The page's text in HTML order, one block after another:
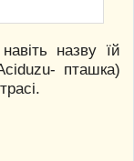
назву їй
пташка)